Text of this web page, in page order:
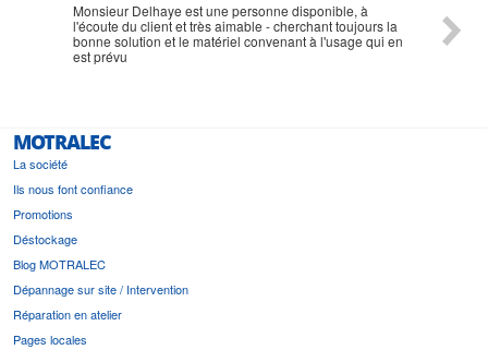
Monsieur Delhaye est une personne disponible, à
l'écoute du client et très aimable - cherchant toujours la
bonne solution et le matériel convenant à l'usage qui en
est prévu
MOTRALEC
La société
Ils nous font confiance
Promotions
Déstockage
Blog MOTRALEC
Dépannage sur site / Intervention
Réparation en atelier
Pages locales